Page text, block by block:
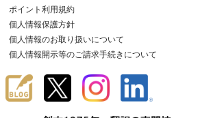
ポイント利用規約
個人情報保護方針
個人情報のお取り扱いについて
個人情報開示等のご請求手続きについて